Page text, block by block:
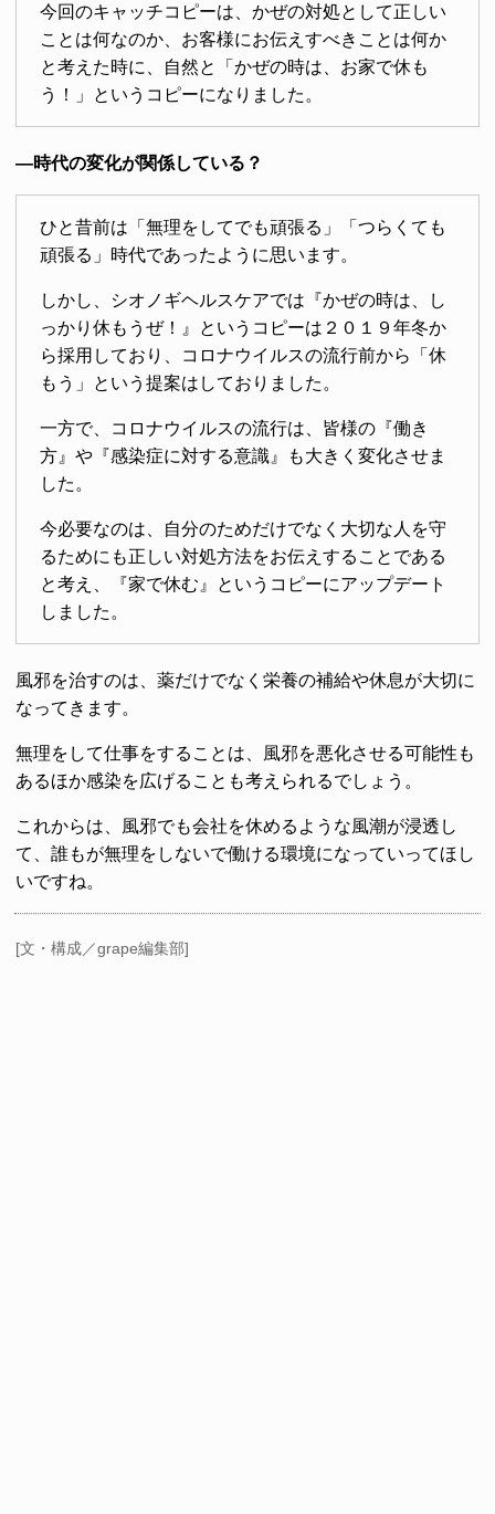
今回のキャッチコピーは、かぜの対処として正しい
ことは何なのか、お客様にお伝えすべきことは何か
と考えた時に、自然と「かぜの時は、お家で休も
う！」というコピーになりました。
―時代の変化が関係している？
ひと昔前は「無理をしてでも頑張る」「つらくても
頑張る」時代であったように思います。
しかし、シオノギヘルスケアでは『かぜの時は、し
っかり休もうぜ！』というコピーは２０１９年冬か
ら採用しており、コロナウイルスの流行前から「休
もう」という提案はしておりました。
一方で、コロナウイルスの流行は、皆様の『働き
方』や『感染症に対する意識』も大きく変化させま
した。
今必要なのは、自分のためだけでなく大切な人を守
るためにも正しい対処方法をお伝えすることである
と考え、『家で休む』というコピーにアップデート
しました。
風邪を治すのは、薬だけでなく栄養の補給や休息が大切に
なってきます。
無理をして仕事をすることは、風邪を悪化させる可能性も
あるほか感染を広げることも考えられるでしょう。
これからは、風邪でも会社を休めるような風潮が浸透し
て、誰もが無理をしないで働ける環境になっていってほし
いですね。
[文・構成／grape編集部]